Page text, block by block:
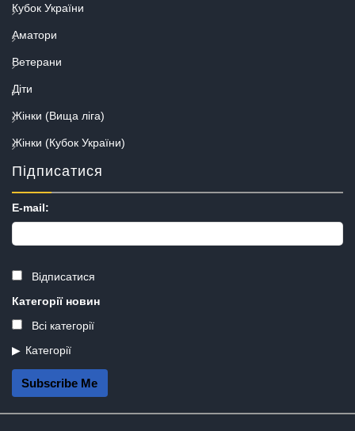
Кубок України
Аматори
Ветерани
Діти
Жінки (Вища ліга)
Жінки (Кубок України)
Підписатися
E-mail:
Відписатися
Категорії новин
Всі категорії
Категорії
Subscribe Me